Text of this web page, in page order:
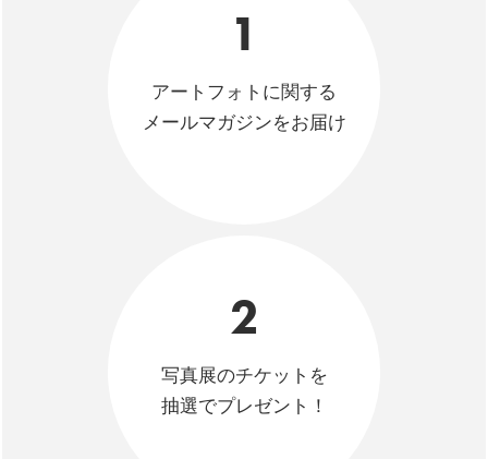
1
アートフォトに関する
メールマガジンをお届け
2
写真展のチケットを
抽選でプレゼント！